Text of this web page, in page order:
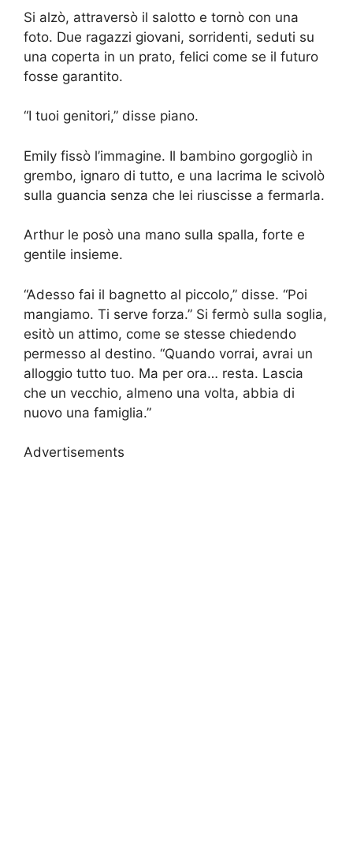
Si alzò, attraversò il salotto e tornò con una
foto. Due ragazzi giovani, sorridenti, seduti su
una coperta in un prato, felici come se il futuro
fosse garantito.
“I tuoi genitori,” disse piano.
Emily fissò l’immagine. Il bambino gorgogliò in
grembo, ignaro di tutto, e una lacrima le scivolò
sulla guancia senza che lei riuscisse a fermarla.
Arthur le posò una mano sulla spalla, forte e
gentile insieme.
“Adesso fai il bagnetto al piccolo,” disse. “Poi
mangiamo. Ti serve forza.” Si fermò sulla soglia,
esitò un attimo, come se stesse chiedendo
permesso al destino. “Quando vorrai, avrai un
alloggio tutto tuo. Ma per ora… resta. Lascia
che un vecchio, almeno una volta, abbia di
nuovo una famiglia.”
Advertisements